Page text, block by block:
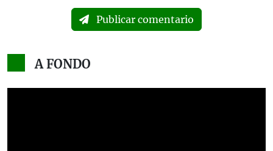
Publicar comentario
A FONDO